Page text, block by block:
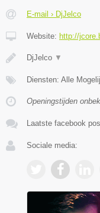
E-mail › DjJelco
Website: http://
DjJelco ▼
Diensten: Alle
Openingstijden
Laatste facebook
Sociale media: